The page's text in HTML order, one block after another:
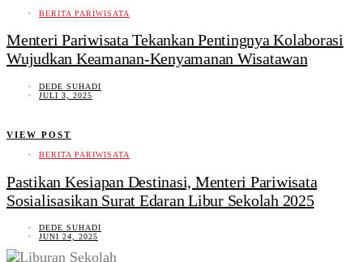
BERITA PARIWISATA
Menteri Pariwisata Tekankan Pentingnya Kolaborasi
Wujudkan Keamanan-Kenyamanan Wisatawan
DEDE SUHADI
JULI 3, 2025
VIEW POST
BERITA PARIWISATA
Pastikan Kesiapan Destinasi, Menteri Pariwisata
Sosialisasikan Surat Edaran Libur Sekolah 2025
DEDE SUHADI
JUNI 24, 2025